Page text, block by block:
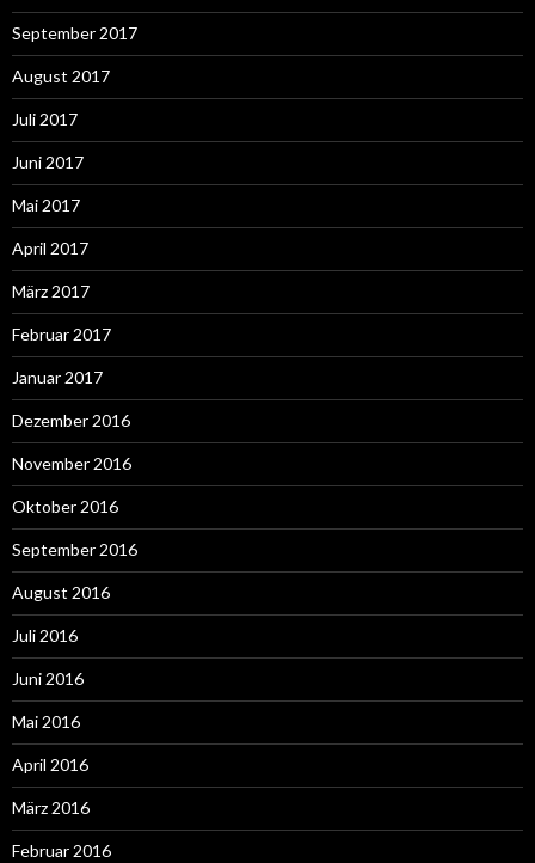
September 2017
August 2017
Juli 2017
Juni 2017
Mai 2017
April 2017
März 2017
Februar 2017
Januar 2017
Dezember 2016
November 2016
Oktober 2016
September 2016
August 2016
Juli 2016
Juni 2016
Mai 2016
April 2016
März 2016
Februar 2016